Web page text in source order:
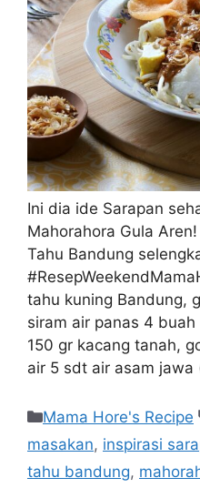
Ini dia ide Sarapan
Mahorahora Gula
Tahu Bandung
tahu kuning Bandung,
siram air panas 4
150 gr kacang tanah,
air 5 sdt air asam
Mama Hore's Recipe
masakan, inspirasi
tahu bandung,